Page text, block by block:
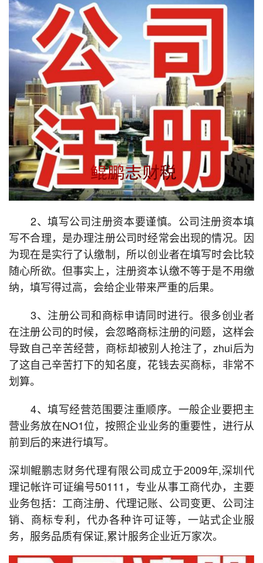
2、填写公司注册资本要谨慎。公司注册资本填
写不合理，是办理注册公司时经常会出现的情况。因
为现在是实行了认缴制，所以创业者在填写时会比较
随心所欲。但事实上，注册资本认缴不等于是不用缴
纳，填写得过高，会给企业带来严重的后果。
3、注册公司和商标申请同时进行。很多创业者
在注册公司的时候，会忽略商标注册的问题，这样会
导致自己辛苦经营，商标却被别人抢注了，zhui后为
了这自己辛苦打下的知名度，花钱去买商标，非常不
划算。
4、填写经营范围要注重顺序。一般企业要把主
营业务放在NO1位，按照企业业务的重要性，进行从
前到后的来进行填写。
深圳鲲鹏志财务代理有限公司成立于2009年,深圳代
理记帐许可证编号50111，专业从事工商代办，主要
业务包括：工商注册、代理记账、公司变更、公司注
销、商标专利，代办各种许可证等，一站式企业服
务，服务品质有保证,累计服务企业近万家次。